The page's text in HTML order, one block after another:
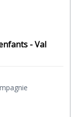
- Val